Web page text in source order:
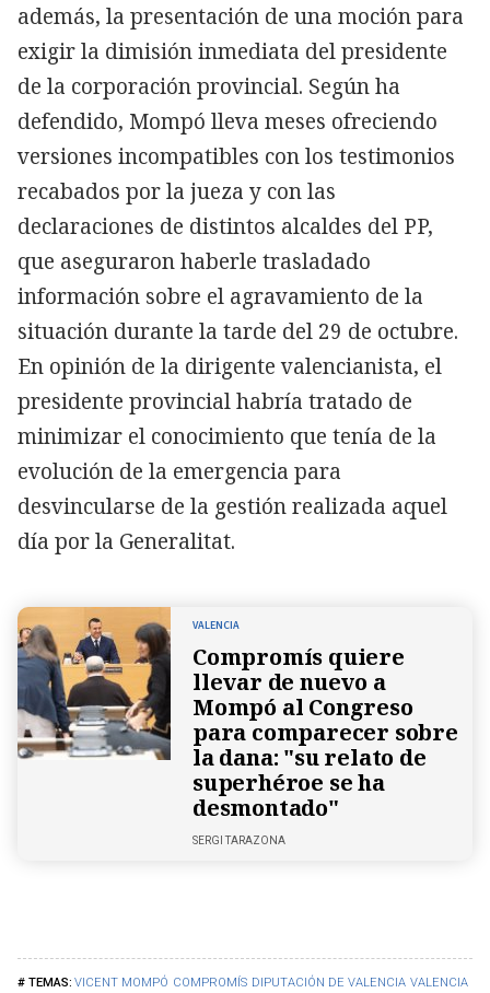
VICENT MOMPÓ COMPROMÍS DIPUTACIÓN DE VALENCIA VALENCIA
además, la presentación de una moción para
exigir la dimisión inmediata del presidente
de la corporación provincial. Según ha
defendido, Mompó lleva meses ofreciendo
versiones incompatibles con los testimonios
recabados por la jueza y con las
declaraciones de distintos alcaldes del PP,
que aseguraron haberle trasladado
información sobre el agravamiento de la
situación durante la tarde del 29 de octubre.
En opinión de la dirigente valencianista, el
presidente provincial habría tratado de
minimizar el conocimiento que tenía de la
evolución de la emergencia para
desvincularse de la gestión realizada aquel
día por la Generalitat.
VALENCIA
Compromís quiere
llevar de nuevo a
Mompó al Congreso
para comparecer sobre
la dana: "su relato de
superhéroe se ha
desmontado"
SERGI TARAZONA